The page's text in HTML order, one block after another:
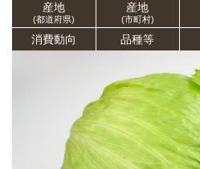
産地
(都道府県)
産地
(市町村)
消費動向 品種等